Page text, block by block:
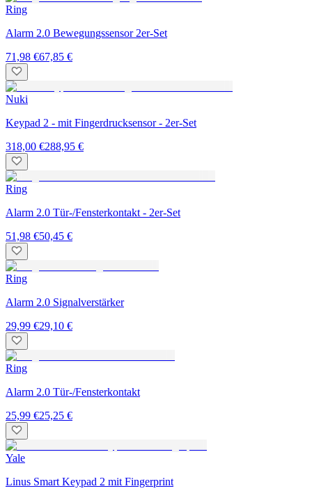
Ring
Alarm 2.0 Bewegungssensor 2er-Set
71,98 €67,85 €
Nuki
Keypad 2 - mit Fingerdrucksensor - 2er-Set
318,00 €288,95 €
Ring
Alarm 2.0 Tür-/Fensterkontakt - 2er-Set
51,98 €50,45 €
Ring
Alarm 2.0 Signalverstärker
29,99 €29,10 €
Ring
Alarm 2.0 Tür-/Fensterkontakt
25,99 €25,25 €
Yale
Linus Smart Keypad 2 mit Fingerprint